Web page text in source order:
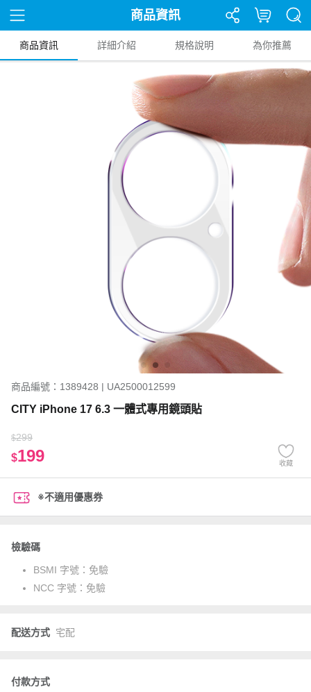
商品資訊
商品資訊 詳細介紹 規格說明 為你推薦
商品編號：1389428 | UA2500012599
CITY iPhone 17 6.3 一體式專用鏡頭貼
$299
$199 收藏
※不適用優惠券
檢驗碼
BSMI 字號： 免驗
NCC 字號： 免驗
配送方式 宅配
付款方式